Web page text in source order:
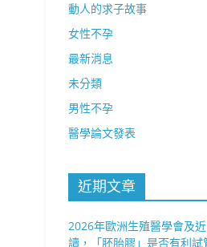
動人的求子故事
女性不孕
最新消息
未分類
男性不孕
醫學論文發表
近期文章
2026年歐洲生殖醫學會及
讀，「胚胎膠」是否有利試